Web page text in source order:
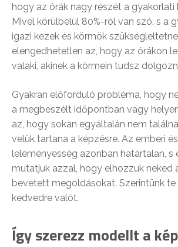
hogy az órák nagy részét a gyakorlati
Mivel körülbelül 80%-ról van szó, s a
igazi kezek és körmök
elengedhetetlen az, hogy az órákon
valaki, akinek a körmein tudsz
Gyakran előforduló probléma, hogy
a megbeszélt időpontban vagy
az, hogy sokan egyáltalán nem
velük tartana a képzésre. Az emberi
leleményesség azonban határtalan, s
mutatjuk azzal, hogy elhozzuk neked
bevetett megoldásokat. Szerintünk
kedvedre valót.
Így szerezz modellt a